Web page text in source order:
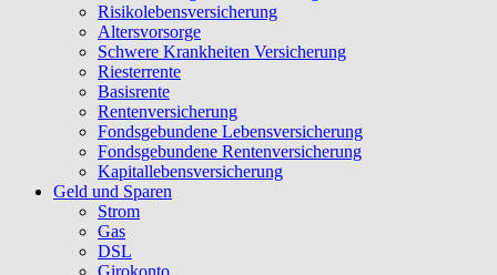
Risikolebensversicherung
Altersvorsorge
Schwere Krankheiten Versicherung
Riesterrente
Basisrente
Rentenversicherung
Fondsgebundene Lebensversicherung
Fondsgebundene Rentenversicherung
Kapitallebensversicherung
Geld und Sparen
Strom
Gas
DSL